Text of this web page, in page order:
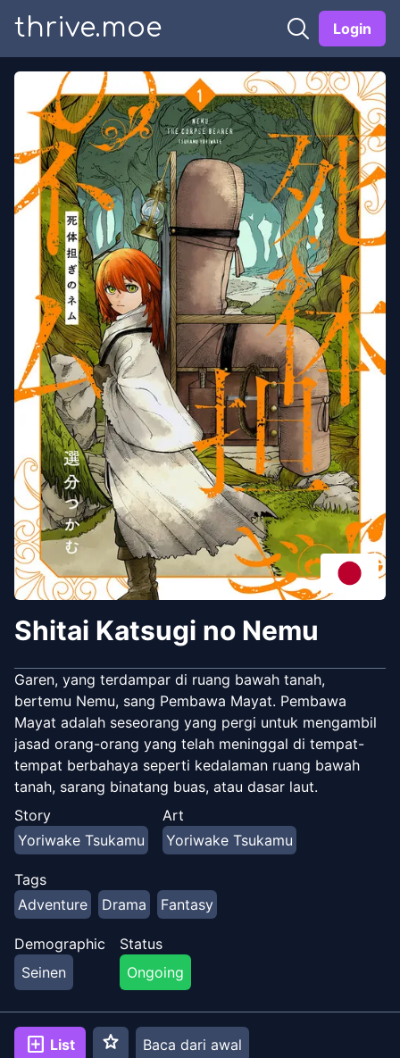
thrive.moe Login
Shitai Katsugi no Nemu
Garen, yang terdampar di ruang bawah tanah,
bertemu Nemu, sang Pembawa Mayat. Pembawa
Mayat adalah seseorang yang pergi untuk mengambil
jasad orang-orang yang telah meninggal di tempat-
tempat berbahaya seperti kedalaman ruang bawah
tanah, sarang binatang buas, atau dasar laut.
Menjawab permohonan para korban yang berkata,
"Aku ingin mereka kembali meskipun hanya jasad
mereka," Nemu terus berkelana ke tempat-tempat
berbahaya, membawa mayat-mayat pulang. Kisah
seorang 'spesialis pemulihan jasad' ruang bawah tanah
yang berjalan sambil membawa penyesalan orang
mati.
Story
Yoriwake Tsukamu
Art
Yoriwake Tsukamu
Tags
Adventure
Drama Fantasy
Demographic
Seinen
Status
Ongoing
add_box List star Baca dari awal